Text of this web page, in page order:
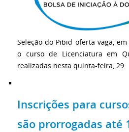
Seleção do Pibid oferta vaga,
o curso de Licenciatura em
realizadas nesta quinta-feira, 29
Inscrições para
são prorrogadas até